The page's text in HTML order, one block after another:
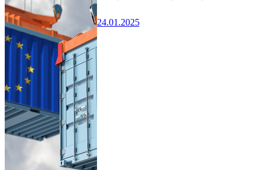
24.01.2025